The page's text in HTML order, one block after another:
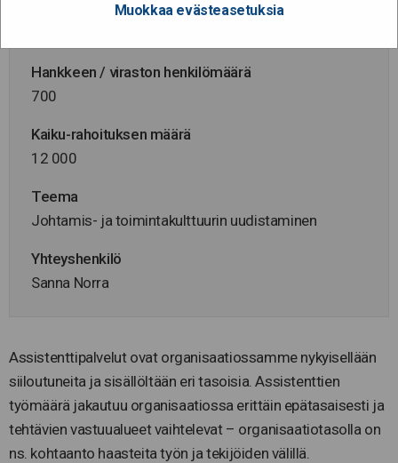
Muokkaa evästeasetuksia
Hankkeen / viraston henkilömäärä
700
Kaiku-rahoituksen määrä
12 000
Teema
Johtamis- ja toimintakulttuurin uudistaminen
Yhteyshenkilö
Sanna Norra
Assistenttipalvelut ovat organisaatiossamme nykyisellään
siiloutuneita ja sisällöltään eri tasoisia. Assistenttien
työmäärä jakautuu organisaatiossa erittäin epätasaisesti ja
tehtävien vastuualueet vaihtelevat – organisaatiotasolla on
ns. kohtaanto haasteita työn ja tekijöiden välillä.